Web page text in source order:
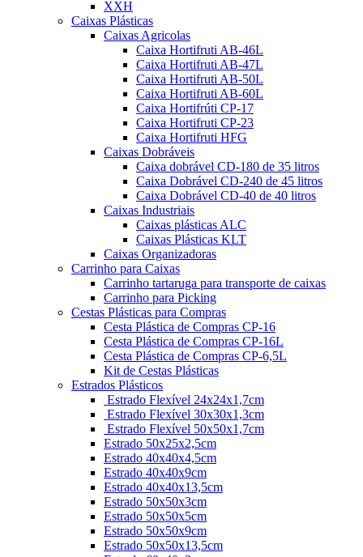
XXH
Caixas Plásticas
Caixas Agricolas
Caixa Hortifruti AB-46L
Caixa Hortifruti AB-47L
Caixa Hortifruti AB-50L
Caixa Hortifruti AB-60L
Caixa Hortifrúti CP-17
Caixa Hortifruti CP-23
Caixa Hortifruti HFG
Caixas Dobráveis
Caixa dobrável CD-180 de 35 litros
Caixa Dobrável CD-240 de 45 litros
Caixa Dobrável CD-40 de 40 litros
Caixas Industriais
Caixas plásticas ALC
Caixas Plásticas KLT
Caixas Organizadoras
Carrinho para Caixas
Carrinho tartaruga para transporte de caixas
Carrinho para Picking
Cestas Plásticas para Compras
Cesta Plástica de Compras CP-16
Cesta Plástica de Compras CP-16L
Cesta Plástica de Compras CP-6,5L
Kit de Cestas Plásticas
Estrados Plásticos
Estrado Flexível 24x24x1,7cm
Estrado Flexível 30x30x1,3cm
Estrado Flexível 50x50x1,7cm
Estrado 50x25x2,5cm
Estrado 40x40x4,5cm
Estrado 40x40x9cm
Estrado 40x40x13,5cm
Estrado 50x50x3cm
Estrado 50x50x5cm
Estrado 50x50x9cm
Estrado 50x50x13,5cm